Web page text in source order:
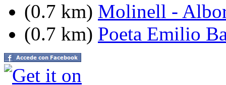
(0.7 km) Molinell -
(0.7 km) Poeta Emilio